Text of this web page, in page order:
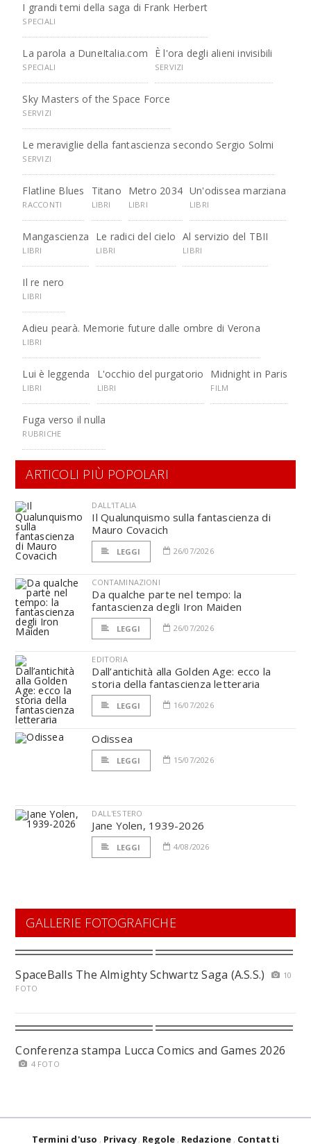
I grandi temi della saga di Frank Herbert
SPECIALI
La parola a DuneItalia.com
SPECIALI
È l'ora degli alieni invisibili
SERVIZI
Sky Masters of the Space Force
SERVIZI
Le meraviglie della fantascienza secondo Sergio Solmi
SERVIZI
Flatline Blues
RACCONTI
Titano
LIBRI
Metro 2034
LIBRI
Un'odissea marziana
LIBRI
Mangascienza
LIBRI
Le radici del cielo
LIBRI
Al servizio del TBII
LIBRI
Il re nero
LIBRI
Adieu pearà. Memorie future dalle ombre di Verona
LIBRI
Lui è leggenda
LIBRI
L'occhio del purgatorio
LIBRI
Midnight in Paris
FILM
Fuga verso il nulla
RUBRICHE
ARTICOLI PIÙ POPOLARI
DALL'ITALIA
Il Qualunquismo sulla fantascienza di
Mauro Covacich
LEGGI 26/07/2026
CONTAMINAZIONI
Da qualche parte nel tempo: la
fantascienza degli Iron Maiden
LEGGI 26/07/2026
EDITORIA
Dall’antichità alla Golden Age: ecco la
storia della fantascienza letteraria
LEGGI 16/07/2026
Odissea
LEGGI 15/07/2026
DALL'ESTERO
Jane Yolen, 1939-2026
LEGGI 4/08/2026
GALLERIE FOTOGRAFICHE
SpaceBalls The Almighty Schwartz Saga (A.S.S.)
10
FOTO
Conferenza stampa Lucca Comics and Games 2026
4 FOTO
Termini d'uso Privacy Regole Redazione Contatti